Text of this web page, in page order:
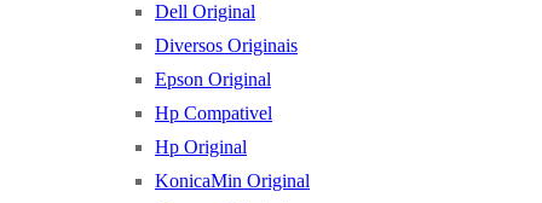
Dell Original
Diversos Originais
Epson Original
Hp Compativel
Hp Original
KonicaMin Original